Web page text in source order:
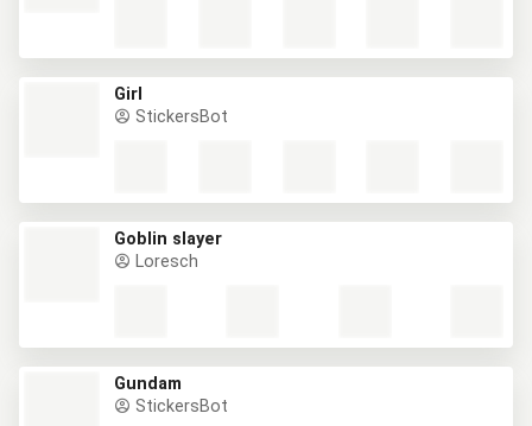
Girl
StickersBot
Goblin slayer
Loresch
Gundam
StickersBot